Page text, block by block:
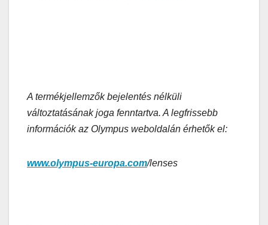
A termékjellemzők bejelentés nélküli
változtatásának joga fenntartva. A legfrissebb
információk az Olympus weboldalán érhetők el:
www.olympus-europa.com/lenses